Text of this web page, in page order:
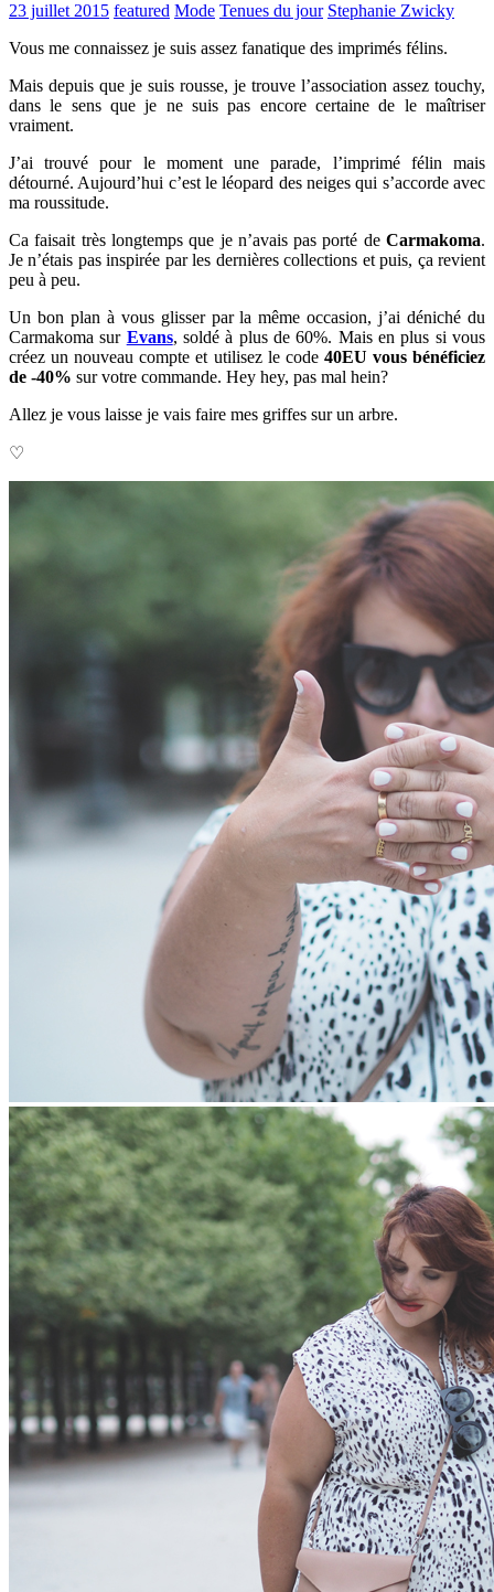
23 juillet 2015 featured Mode Tenues du jour Stephanie Zwicky
Vous me connaissez je suis assez fanatique des imprimés félins.
Mais depuis que je suis rousse, je trouve l’association assez touchy,
dans le sens que je ne suis pas encore certaine de le maîtriser
vraiment.
J’ai trouvé pour le moment une parade, l’imprimé félin mais
détourné. Aujourd’hui c’estle léopard des neiges qui s’accorde avec
ma roussitude.
Ca faisait très longtemps que je n’avais pas porté de Carmakoma.
Je n’étais pas inspirée par les dernières collections et puis, ça revient
peu à peu.
Un bon plan à vous glisser par la même occasion, j’ai déniché du
Carmakoma sur Evans, soldé à plus de 60%. Mais en plus si vous
créez un nouveau compte et utilisez le code 40EU vous bénéficiez
de -40% sur votre commande. Hey hey, pas mal hein?
Allez je vous laisse je vais faire mes griffes sur un arbre.
♡